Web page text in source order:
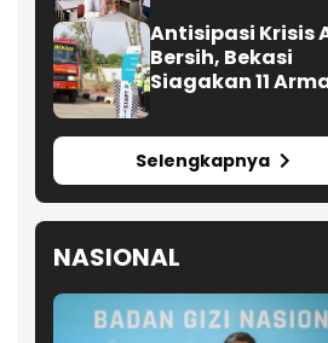
Antisipasi Krisis
Bersih, Bekasi
Siagakan 11
Selengkapnya
NASIONAL